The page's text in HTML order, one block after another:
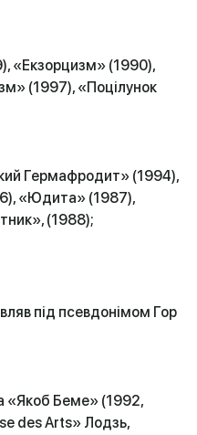
«Екзорцизм» (1990),
(1997), «Поцілунок
Гермафродит» (1994),
«Юдита» (1987),
(1988);
під псевдонімом Гор
«Якоб Беме» (1992,
des Arts» Лодзь,